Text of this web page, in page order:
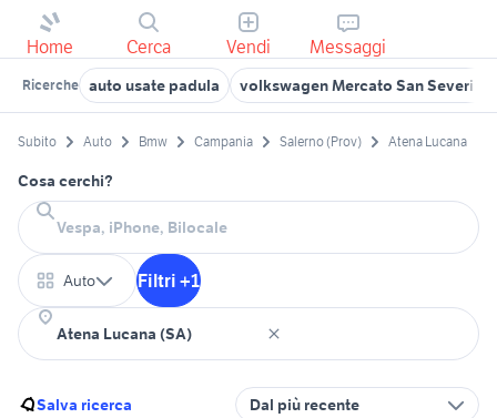
Home Cerca Vendi Messaggi
Ricerche auto usate padula volkswagen Mercato San Severino
Subito Auto Bmw Campania Salerno (Prov) Atena Lucana
Cosa cerchi?
Auto Filtri +1
Salva ricerca Dal più recente